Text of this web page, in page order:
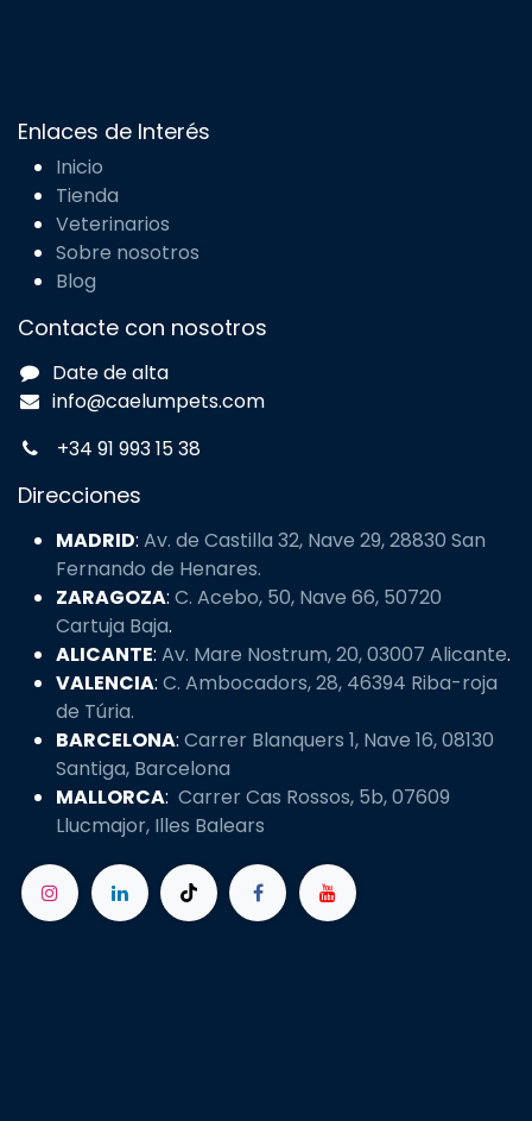
Enlaces de Interés
Inicio
Tienda
Veterinarios
Sobre nosotros
Blog
Contacte con nosotros
Date de alta
info@caelumpets.com
+34 91 993 15 38
Direcciones
MADRID: Av. de Castilla 32, Nave 29, 28830 San
Fernando de Henares.
ZARAGOZA: C. Acebo, 50, Nave 66, 50720
Cartuja Baja.
ALICANTE: Av. Mare Nostrum, 20, 03007 Alicante.
VALENCIA: C. Ambocadors, 28, 46394 Riba-roja
de Túria.
BARCELONA: Carrer Blanquers 1, Nave 16, 08130
Santiga, Barcelona
MALLORCA: Carrer Cas Rossos, 5b, 07609
Llucmajor, Illes Balears